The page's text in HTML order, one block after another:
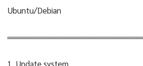
Ubuntu/Debian
1. Update system